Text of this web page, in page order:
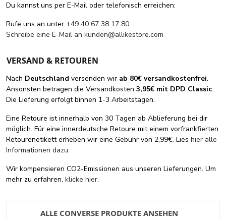
Du kannst uns per E-Mail oder telefonisch erreichen:
Rufe uns an unter +49 40 67 38 17 80
Schreibe eine E-Mail an kunden@allikestore.com
VERSAND & RETOUREN
Nach Deutschland versenden wir ab 80€ versandkostenfrei.
Ansonsten betragen die Versandkosten 3,95€ mit DPD Classic.
Die Lieferung erfolgt binnen 1-3 Arbeitstagen.
Eine Retoure ist innerhalb von 30 Tagen ab Ablieferung bei dir
möglich. Für eine innerdeutsche Retoure mit einem vorfrankfierten
Retourenetikett erheben wir eine Gebühr von 2,99€. Lies hier alle
Informationen dazu.
Wir kompensieren CO2-Emissionen aus unseren Lieferungen. Um
mehr zu erfahren, klicke hier.
ALLE CONVERSE PRODUKTE ANSEHEN